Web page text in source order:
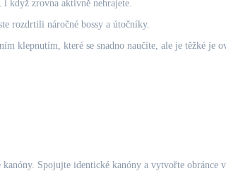
i když zrovna aktivně nehrajete.
rozdrtili náročné bossy a útočníky.
klepnutím, které se snadno naučíte, ale je těžké je
Spojujte identické kanóny a vytvořte obránce